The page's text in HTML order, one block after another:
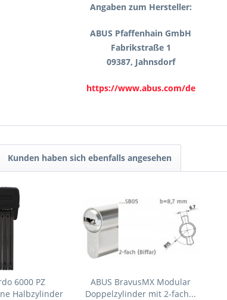
Angaben zum Hersteller:
ABUS Pfaffenhain GmbH
Fabrikstraße 1
09387, Jahnsdorf
https://www.abus.com/de
Kunden haben sich ebenfalls angesehen
6000 PZ
Halbzylinder
ABUS BravusMX Modular
Doppelzylinder mit 2-fach...